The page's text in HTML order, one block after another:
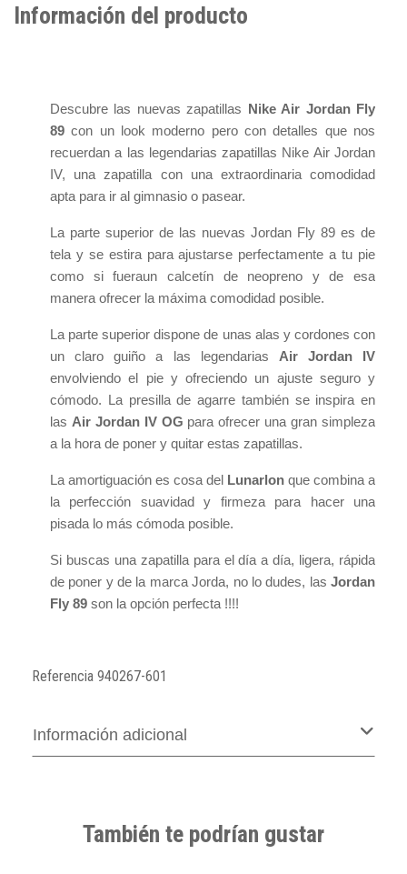
Información del producto
Descubre las nuevas zapatillas Nike Air Jordan Fly
89 con un look moderno pero con detalles que nos
recuerdan a las legendarias zapatillas Nike Air Jordan
IV, una zapatilla con una extraordinaria comodidad
apta para ir al gimnasio o pasear.
La parte superior de las nuevas Jordan Fly 89 es de
tela y se estira para ajustarse perfectamente a tu pie
como si fueraun calcetín de neopreno y de esa
manera ofrecer la máxima comodidad posible.
La parte superior dispone de unas alas y cordones con
un claro guiño a las legendarias Air Jordan IV
envolviendo el pie y ofreciendo un ajuste seguro y
cómodo. La presilla de agarre también se inspira en
las Air Jordan IV OG para ofrecer una gran simpleza
a la hora de poner y quitar estas zapatillas.
La amortiguación es cosa del Lunarlon que combina a
la perfección suavidad y firmeza para hacer una
pisada lo más cómoda posible.
Si buscas una zapatilla para el día a día, ligera, rápida
de poner y de la marca Jorda, no lo dudes, las Jordan
Fly 89 son la opción perfecta !!!!
Referencia 940267-601
Información adicional
También te podrían gustar